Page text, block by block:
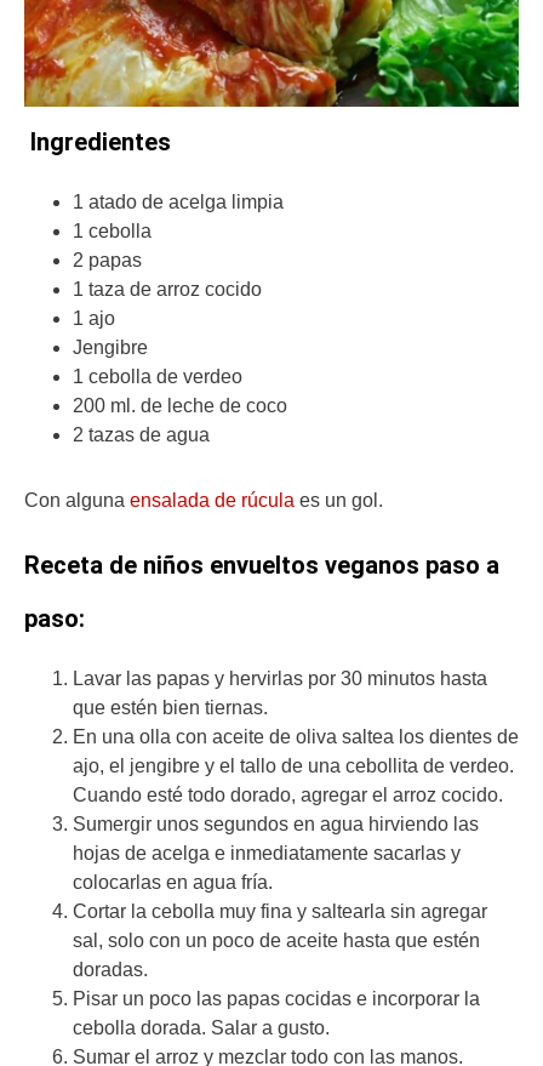
Ingredientes
1 atado de acelga limpia
1 cebolla
2 papas
1 taza de arroz cocido
1 ajo
Jengibre
1 cebolla de verdeo
200 ml. de leche de coco
2 tazas de agua
Con alguna ensalada de rúcula es un gol.
Receta de niños envueltos veganos paso a
paso:
Lavar las papas y hervirlas por 30 minutos hasta
que estén bien tiernas.
En una olla con aceite de oliva saltea los dientes de
ajo, el jengibre y el tallo de una cebollita de verdeo.
Cuando esté todo dorado, agregar el arroz cocido.
Sumergir unos segundos en agua hirviendo las
hojas de acelga e inmediatamente sacarlas y
colocarlas en agua fría.
Cortar la cebolla muy fina y saltearla sin agregar
sal, solo con un poco de aceite hasta que estén
doradas.
Pisar un poco las papas cocidas e incorporar la
cebolla dorada. Salar a gusto.
Sumar el arroz y mezclar todo con las manos.